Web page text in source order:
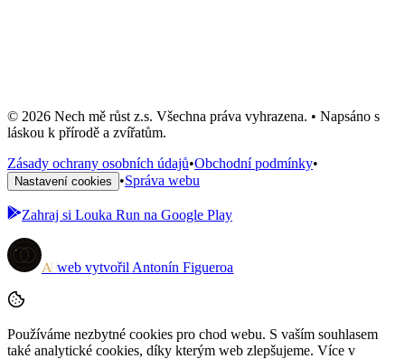
© 2026 Nech mě růst z.s. Všechna práva vyhrazena. • Napsáno s
láskou k přírodě a zvířatům.
Zásady ochrany osobních údajů•Obchodní podmínky•
Nastavení cookies •Správa webu
Zahraj si Louka Run na Google Play
AFweb vytvořil Antonín Figueroa
Používáme nezbytné cookies pro chod webu. S vaším souhlasem
také analytické cookies, díky kterým web zlepšujeme. Více v